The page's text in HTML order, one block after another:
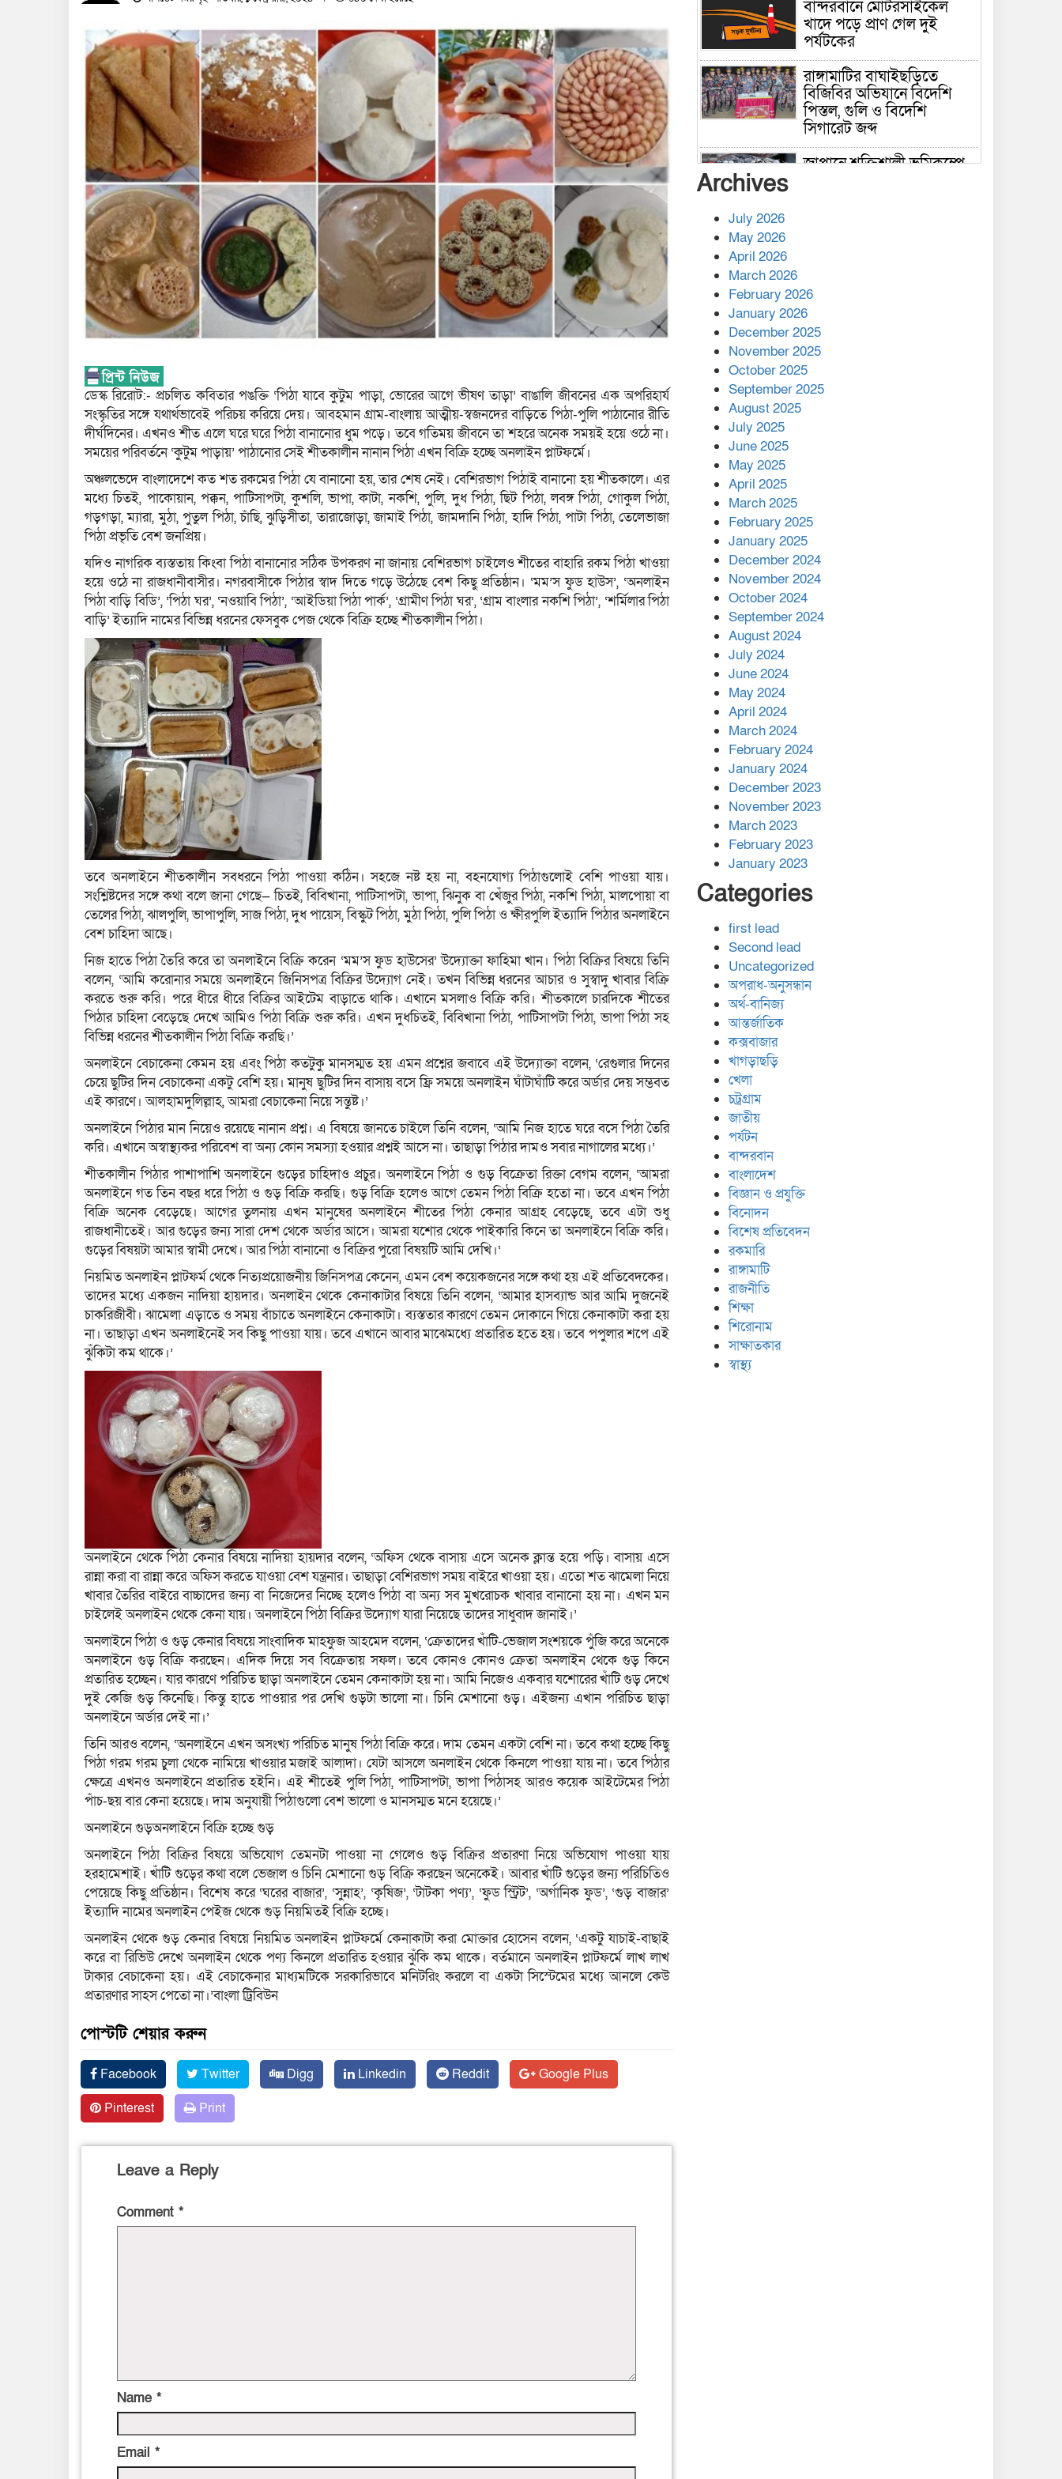
ডেস্ক রিরোট:- প্রচলিত কবিতার পঙক্তি ‘পিঠা যাবে কুটুম পাড়া, ভোরের আগে ভীষণ তাড়া’ বাঙালি জীবনের এক অপরিহার্য
সংস্কৃতির সঙ্গে যথার্থভাবেই পরিচয় করিয়ে দেয়। আবহমান গ্রাম-বাংলায় আত্মীয়-স্বজনদের বাড়িতে পিঠা-পুলি পাঠানোর রীতি
দীর্ঘদিনের। এখনও শীত এলে ঘরে ঘরে পিঠা বানানোর ধুম পড়ে। তবে গতিময় জীবনে তা শহরে অনেক সময়ই হয়ে ওঠে না।
সময়ের পরিবর্তনে ‘কুটুম পাড়ায়’ পাঠানোর সেই শীতকালীন নানান পিঠা এখন বিক্রি হচ্ছে অনলাইন প্লাটফর্মে।
অঞ্চলভেদে বাংলাদেশে কত শত রকমের পিঠা যে বানানো হয়, তার শেষ নেই। বেশিরভাগ পিঠাই বানানো হয় শীতকালে। এর
মধ্যে চিতই, পাকোয়ান, পক্কন, পাটিসাপটা, কুশলি, ভাপা, কাটা, নকশি, পুলি, দুধ পিঠা, ছিট পিঠা, লবঙ্গ পিঠা, গোকুল পিঠা,
গড়গড়া, ম্যারা, মুঠা, পুতুল পিঠা, চাঁছি, ঝুড়িসীতা, তারাজোড়া, জামাই পিঠা, জামদানি পিঠা, হাদি পিঠা, পাটা পিঠা, তেলেভাজা
পিঠা প্রভৃতি বেশ জনপ্রিয়।
যদিও নাগরিক ব্যস্ততায় কিংবা পিঠা বানানোর সঠিক উপকরণ না জানায় বেশিরভাগ চাইলেও শীতের বাহারি রকম পিঠা খাওয়া
হয়ে ওঠে না রাজধানীবাসীর। নগরবাসীকে পিঠার স্বাদ দিতে গড়ে উঠেছে বেশ কিছু প্রতিষ্ঠান। ‘মম’স ফুড হাউস’, ‘অনলাইন
পিঠা বাড়ি বিডি’, ‘পিঠা ঘর’, ‘নওয়াবি পিঠা’, ‘আইডিয়া পিঠা পার্ক’, ‘গ্রামীণ পিঠা ঘর’, ‘গ্রাম বাংলার নকশি পিঠা’, ‘শর্মিলার পিঠা
বাড়ি’ ইত্যাদি নামের বিভিন্ন ধরনের ফেসবুক পেজ থেকে বিক্রি হচ্ছে শীতকালীন পিঠা।
তবে অনলাইনে শীতকালীন সবধরনে পিঠা পাওয়া কঠিন। সহজে নষ্ট হয় না, বহনযোগ্য পিঠাগুলোই বেশি পাওয়া যায়।
সংশ্লিষ্টদের সঙ্গে কথা বলে জানা গেছে— চিতই, বিবিখানা, পাটিসাপটা, ভাপা, ঝিনুক বা খেঁজুর পিঠা, নকশি পিঠা, মালপোয়া বা
তেলের পিঠা, ঝালপুলি, ভাপাপুলি, সাজ পিঠা, দুধ পায়েস, বিস্কুট পিঠা, মুঠা পিঠা, পুলি পিঠা ও ক্ষীরপুলি ইত্যাদি পিঠার অনলাইনে
বেশ চাহিদা আছে।
নিজ হাতে পিঠা তৈরি করে তা অনলাইনে বিক্রি করেন ‘মম’স ফুড হাউসের’ উদ্যোক্তা ফাহিমা খান। পিঠা বিক্রির বিষয়ে তিনি
বলেন, ‘আমি করোনার সময়ে অনলাইনে জিনিসপত্র বিক্রির উদ্যোগ নেই। তখন বিভিন্ন ধরনের আচার ও সুস্বাদু খাবার বিক্রি
করতে শুরু করি। পরে ধীরে ধীরে বিক্রির আইটেম বাড়াতে থাকি। এখানে মসলাও বিক্রি করি। শীতকালে চারদিকে শীতের
পিঠার চাহিদা বেড়েছে দেখে আমিও পিঠা বিক্রি শুরু করি‌। এখন দুধচিতই, বিবিখানা পিঠা, পাটিসাপটা পিঠা, ভাপা পিঠা সহ
বিভিন্ন ধরনের শীতকালীন পিঠা বিক্রি করছি‌।’
অনলাইনে বেচাকেনা কেমন হয় এবং পিঠা কতটুকু মানসম্মত হয় এমন প্রশ্নের জবাবে এই উদ্যোক্তা বলেন, ‘রেগুলার দিনের
চেয়ে ছুটির দিন বেচাকেনা একটু বেশি হয়। মানুষ ছুটির দিন বাসায় বসে ফ্রি সময়ে অনলাইন ঘাঁটাঘাঁটি করে অর্ডার দেয় সম্ভবত
এই কারণে। আলহামদুলিল্লাহ, আমরা বেচাকেনা নিয়ে সন্তুষ্ট।’
অনলাইনে পিঠার মান নিয়েও রয়েছে নানান প্রশ্ন। এ বিষয়ে জানতে চাইলে তিনি বলেন, ‘আমি নিজ হাতে ঘরে বসে পিঠা তৈরি
করি। এখানে অস্বাস্থ্যকর পরিবেশ বা অন্য কোন সমস্যা হওয়ার প্রশ্নই আসে না। তাছাড়া পিঠার দামও সবার নাগালের মধ্যে।’
শীতকালীন পিঠার পাশাপাশি অনলাইনে গুড়ের চাহিদাও প্রচুর। অনলাইনে পিঠা ও গুড় বিক্রেতা রিক্তা বেগম বলেন, ‘আমরা
অনলাইনে গত তিন বছর ধরে পিঠা ও গুড় বিক্রি করছি। গুড় বিক্রি হলেও আগে তেমন পিঠা বিক্রি হতো না। তবে এখন পিঠা
বিক্রি অনেক বেড়েছে। আগের তুলনায় এখন মানুষের অনলাইনে শীতের পিঠা কেনার আগ্রহ বেড়েছে‌, তবে এটা শুধু
রাজধানীতেই। আর গুড়ের জন্য সারা দেশ থেকে অর্ডার আসে। আমরা যশোর থেকে পাইকারি কিনে তা অনলাইনে বিক্রি করি।
গুড়ের বিষয়টা আমার স্বামী দেখে। আর পিঠা বানানো ও বিক্রির পুরো বিষয়টি আমি দেখি।‘
নিয়মিত অনলাইন প্লাটফর্ম থেকে নিত্যপ্রয়োজনীয় জিনিসপত্র কেনেন, এমন বেশ কয়েকজনের সঙ্গে কথা হয় এই প্রতিবেদকের।
তাদের মধ্যে একজন নাদিয়া হায়দার। অনলাইন থেকে কেনাকাটার বিষয়ে তিনি বলেন, ‘আমার হাসব্যান্ড আর আমি দুজনেই
চাকরিজীবী। ঝামেলা এড়াতে ও সময় বাঁচাতে অনলাইনে কেনাকাটা। ব্যস্ততার কারণে তেমন দোকানে গিয়ে কেনাকাটা করা হয়
না। তাছাড়া এখন অনলাইনেই সব কিছু পাওয়া যায়। তবে এখানে আবার মাঝেমধ্যে প্রতারিত হতে হয়। তবে পপুলার শপে এই
ঝুঁকিটা কম থাকে।’
অনলাইনে থেকে পিঠা কেনার বিষয়ে নাদিয়া হায়দার বলেন, ‘অফিস থেকে বাসায় এসে অনেক ক্লান্ত হয়ে পড়ি। বাসায় এসে
রান্না করা বা রান্না করে অফিস করতে যাওয়া বেশ যন্ত্রনার। তাছাড়া বেশিরভাগ সময় বাইরে খাওয়া হয়। এতো শত ঝামেলা নিয়ে
খাবার তৈরির বাইরে বাচ্চাদের জন্য বা নিজেদের নিচ্ছে হলেও পিঠা বা অন্য সব মুখরোচক খাবার বানানো হয় না। এখন মন
চাইলেই অনলাইন থেকে কেনা যায়। অনলাইনে পিঠা বিক্রির উদ্যোগ যারা নিয়েছে তাদের সাধুবাদ জানাই।’
অনলাইনে পিঠা ও গুড় কেনার বিষয়ে সাংবাদিক মাহফুজ আহমেদ বলেন, ‘ক্রেতাদের খাঁটি-ভেজাল সংশয়কে পুঁজি করে অনেকে
অনলাইনে গুড় বিক্রি করছেন। এদিক‌ দিয়ে সব বিক্রেতায় সফল। তবে কোনও কোনও ক্রেতা অনলাইন থেকে গুড় কিনে
প্রতারিত হচ্ছেন‌। যার কারণে পরিচিত ছাড়া অনলাইনে তেমন কেনাকাটা হয় না। আমি নিজেও একবার যশোরের খাঁটি গুড় দেখে
দুই কেজি গুড় কিনেছি। কিন্তু হাতে পাওয়ার পর দেখি গুড়টা ভালো না। চিনি মেশানো গুড়। এইজন্য এখান পরিচিত ছাড়া
অনলাইনে অর্ডার দেই না।’
তিনি আরও বলেন, ‘অনলাইনে এখন অসংখ্য পরিচিত মানুষ পিঠা বিক্রি করে। দাম তেমন একটা বেশি না। তবে কথা হচ্ছে কিছু
পিঠা গরম গরম চুলা থেকে নামিয়ে খাওয়ার মজাই আলাদা। যেটা আসলে অনলাইন থেকে কিনলে পাওয়া যায় না। তবে পিঠার
ক্ষেত্রে এখনও অনলাইনে প্রতারিত হইনি। এই শীতেই পুলি পিঠা, পাটিসাপটা, ভাপা পিঠাসহ আরও কয়েক আইটেমের পিঠা
পাঁচ-ছয় বার কেনা হয়েছে। দাম অনুযায়ী পিঠাগুলো বেশ ভালো ও মানসম্মত মনে হয়েছে।’
অনলাইনে গুড়অনলাইনে বিক্রি হচ্ছে গুড়
অনলাইনে পিঠা বিক্রির বিষয়ে অভিযোগ তেমনটা পাওয়া না গেলেও গুড় বিক্রির প্রতারণা নিয়ে অভিযোগ পাওয়া যায়
হরহামেশাই। খাঁটি গুড়ের কথা বলে ভেজাল ও চিনি মেশানো গুড় বিক্রি করছেন অনেকেই। আবার খাঁটি গুড়ের জন্য পরিচিতিও
পেয়েছে কিছু প্রতিষ্ঠান। বিশেষ করে ‘ঘরের বাজার’, ‘সুন্নাহ’, ‘কৃষিজ’, ‘টাটকা পণ্য’, ‘ফুড স্ট্রিট’, ‘অর্গানিক ফুড’, ‘গুড় বাজার’
ইত্যাদি নামের অনলাইন পেইজ থেকে গুড় নিয়মিতই বিক্রি হচ্ছে।
অনলাইন থেকে গুড় কেনার বিষয়ে নিয়মিত অনলাইন প্লাটফর্মে কেনাকাটা করা মোক্তার হোসেন বলেন, ‘একটু যাচাই-বাছাই
করে বা রিভিউ দেখে অনলাইন থেকে পণ্য কিনলে প্রতারিত হওয়ার ঝুঁকি কম থাকে। বর্তমানে অনলাইন প্লাটফর্মে লাখ লাখ
টাকার বেচাকেনা হয়। এই বেচাকেনার মাধ্যমটিকে সরকারিভাবে মনিটরিং করলে বা একটা সিস্টেমের মধ্যে আনলে কেউ
প্রতারণার সাহস পেতো না।’বাংলা ট্রিবিউন
পোস্টটি শেয়ার করুন
Facebook Twitter Digg Linkedin Reddit
Google Plus
Pinterest
Print
Leave a Reply
Comment *
Name *
Email *
বান্দরবানে মোটরসাইকেল
খাদে পড়ে প্রাণ গেল দুই
পর্যটকের
রাঙ্গামাটির বাঘাইছড়িতে
বিজিবির অভিযানে বিদেশি
পিস্তল, গুলি ও বিদেশি
সিগারেট জব্দ
জাপানে শক্তিশালী ভূমিকম্পে
কাপ্তাই প্রেস ক্লাবের সভাপতি
মাহফুজ, সম্পাদক রিপন মারমা
নির্বাচিত
মালয়েশিয়ার প্রধানমন্ত্রীকে চিঠি
দেয়ার পর ফোন তারেক
রহমানের,গ্যাস সঙ্কট
মোকাবিলায় সহায়তার আশ্বাস
এক বিলিয়ন ডলার বিনিয়োগ
হবে আনোয়ারায়
বান্দরবানে বন্যায় ক্ষতিগ্রস্তদের
মাঝে সহায়তা দিলেন সাচিং প্রু
জেরী
Archives
July 2026
May 2026
April 2026
March 2026
February 2026
January 2026
December 2025
November 2025
October 2025
September 2025
August 2025
July 2025
June 2025
May 2025
April 2025
March 2025
February 2025
January 2025
December 2024
November 2024
October 2024
September 2024
August 2024
July 2024
June 2024
May 2024
April 2024
March 2024
February 2024
January 2024
December 2023
November 2023
March 2023
February 2023
January 2023
Categories
first lead
Second lead
Uncategorized
অপরাধ-অনুসন্ধান
অর্থ-বানিজ্য
আন্তর্জাতিক
কক্সবাজার
খাগড়াছড়ি
খেলা
চট্রগ্রাম
জাতীয়
পর্যটন
বান্দরবান
বাংলাদেশ
বিজ্ঞান ও প্রযুক্তি
বিনোদন
বিশেষ প্রতিবেদন
রকমারি
রাঙ্গামাটি
রাজনীতি
শিক্ষা
শিরোনাম
সাক্ষাতকার
স্বাস্থ্য